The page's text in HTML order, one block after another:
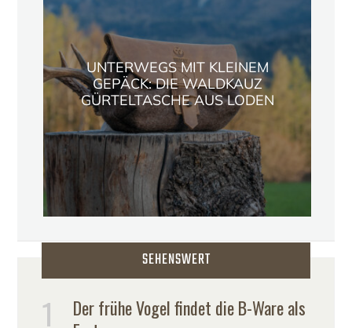
UNTERWEGS MIT KLEINEM
GEPÄCK: DIE WALDKAUZ
GÜRTELTASCHE AUS LODEN
SEHENSWERT
Der frühe Vogel findet die B-Ware als